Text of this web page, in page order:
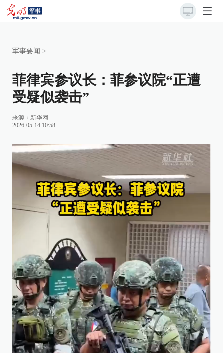
军事要闻 >
菲律宾参议长：菲参议院“正遭
受疑似袭击”
来源： 新华网
2026-05-14 10:58